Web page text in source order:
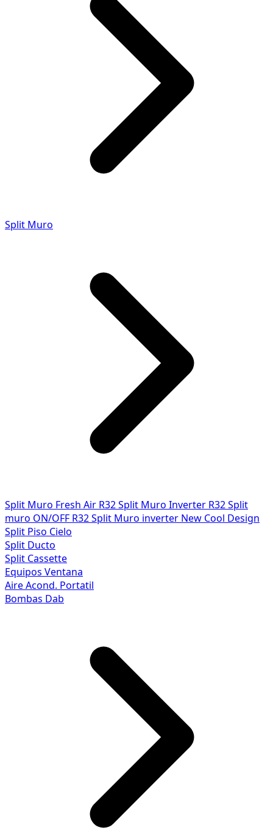
Split Muro
Split Muro Fresh Air R32Split Muro Inverter R32Split
muro ON/OFF R32Split Muro inverter New Cool Design
Split Piso Cielo
Split Ducto
Split Cassette
Equipos Ventana
Aire Acond. Portatil
Bombas Dab